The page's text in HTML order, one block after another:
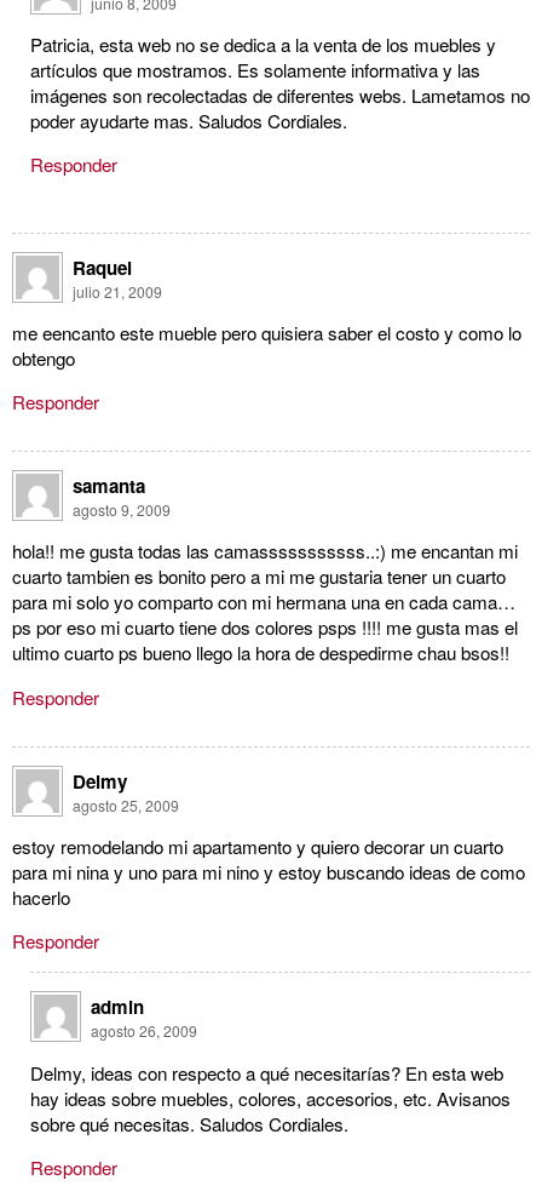
Patricia, esta web no se dedica a la venta de los muebles y
artículos que mostramos. Es solamente informativa y las
imágenes son recolectadas de diferentes webs. Lametamos no
poder ayudarte mas. Saludos Cordiales.
Responder
Raquel
julio 21, 2009
me eencanto este mueble pero quisiera saber el costo y como lo
obtengo
Responder
samanta
agosto 9, 2009
hola!! me gusta todas las camasssssssssss..:) me encantan mi
cuarto tambien es bonito pero a mi me gustaria tener un cuarto
para mi solo yo comparto con mi hermana una en cada cama…
ps por eso mi cuarto tiene dos colores psps !!!! me gusta mas el
ultimo cuarto ps bueno llego la hora de despedirme chau bsos!!
Responder
Delmy
agosto 25, 2009
estoy remodelando mi apartamento y quiero decorar un cuarto
para mi nina y uno para mi nino y estoy buscando ideas de como
hacerlo
Responder
admin
agosto 26, 2009
Delmy, ideas con respecto a qué necesitarías? En esta web
hay ideas sobre muebles, colores, accesorios, etc. Avisanos
sobre qué necesitas. Saludos Cordiales.
Responder